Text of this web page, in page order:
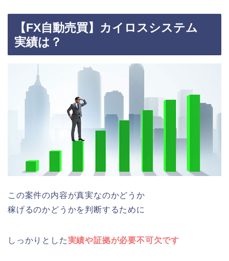
【FX自動売買】カイロスシステム
実績は？
この案件の内容が真実なのかどうか
稼げるのかどうかを判断するために
しっかりとした実績や証拠が必要不可欠です